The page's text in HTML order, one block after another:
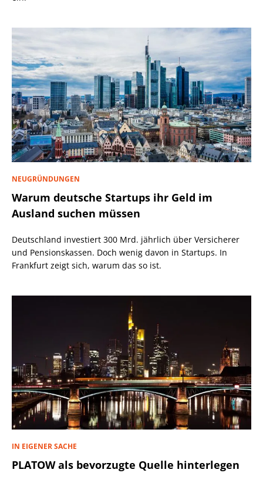
NEUGRÜNDUNGEN
Warum deutsche Startups ihr Geld im
Ausland suchen müssen
Deutschland investiert 300 Mrd. jährlich über Versicherer
und Pensionskassen. Doch wenig davon in Startups. In
Frankfurt zeigt sich, warum das so ist.
IN EIGENER SACHE
PLATOW als bevorzugte Quelle hinterlegen